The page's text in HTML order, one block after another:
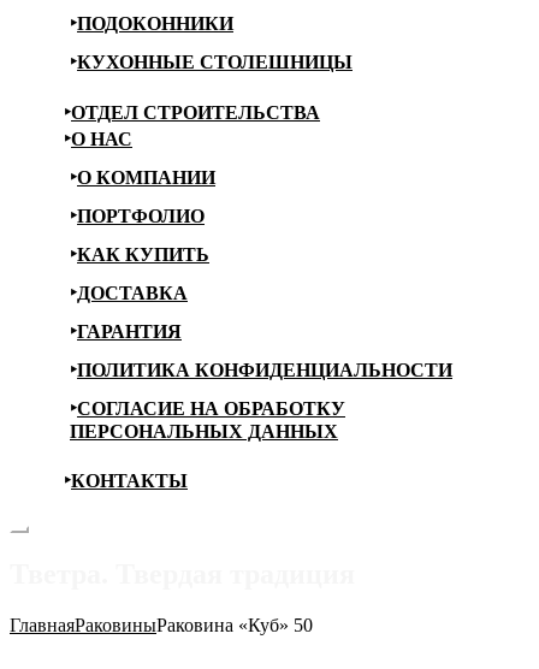
ПОДОКОННИКИ
КУХОННЫЕ СТОЛЕШНИЦЫ
ОТДЕЛ СТРОИТЕЛЬСТВА
О НАС
О КОМПАНИИ
ПОРТФОЛИО
КАК КУПИТЬ
ДОСТАВКА
ГАРАНТИЯ
ПОЛИТИКА КОНФИДЕНЦИАЛЬНОСТИ
СОГЛАСИЕ НА ОБРАБОТКУ
ПЕРСОНАЛЬНЫХ ДАННЫХ
КОНТАКТЫ
ГлавнаяРаковиныРаковина «Куб» 50